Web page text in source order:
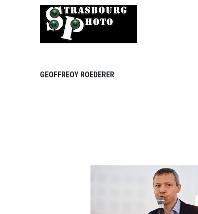
GEOFFREOY ROEDERER